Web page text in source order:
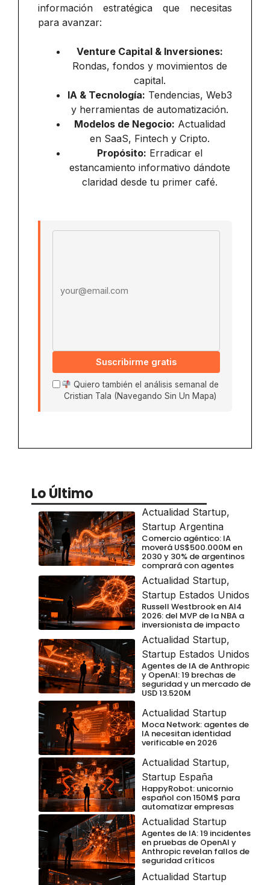
información estratégica que necesitas
para avanzar:
Venture Capital & Inversiones:
Rondas, fondos y movimientos de
capital.
IA & Tecnología: Tendencias, Web3
y herramientas de automatización.
Modelos de Negocio: Actualidad
en SaaS, Fintech y Cripto.
Propósito: Erradicar el
estancamiento informativo dándote
claridad desde tu primer café.
Suscribirme gratis
Quiero también el análisis semanal de
Cristian Tala (Navegando Sin Un Mapa)
Lo Último
Actualidad Startup,
Startup Argentina
Comercio agéntico: IA
moverá US$500.000M en
2030 y 30% de argentinos
comprará con agentes
Actualidad Startup,
Startup Estados Unidos
Russell Westbrook en AI4
2026: del MVP de la NBA a
inversionista de impacto
Actualidad Startup,
Startup Estados Unidos
Agentes de IA de Anthropic
y OpenAI: 19 brechas de
seguridad y un mercado de
USD 13.520M
Actualidad Startup
Moca Network: agentes de
IA necesitan identidad
verificable en 2026
Actualidad Startup,
Startup España
HappyRobot: unicornio
español con 150M$ para
automatizar empresas
Actualidad Startup
Agentes de IA: 19 incidentes
en pruebas de OpenAI y
Anthropic revelan fallos de
seguridad críticos
Actualidad Startup